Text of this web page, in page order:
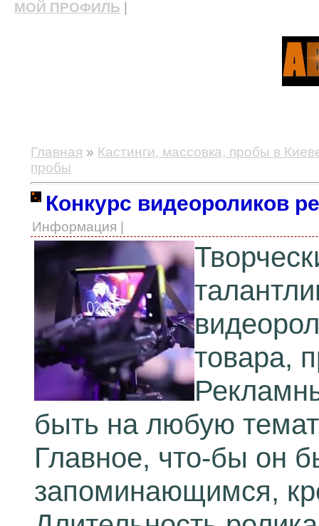
МОЙ ПРОФИЛЬ
Главная » Кастинги, массовка, пробы в
пробы
Конкурс видеороликов
Информация |
товара,
быть на любую
Главное, что-бы он
запоминающимся,